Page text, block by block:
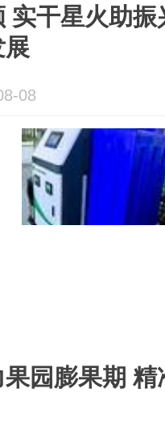
实干星火助
08
园膨果期